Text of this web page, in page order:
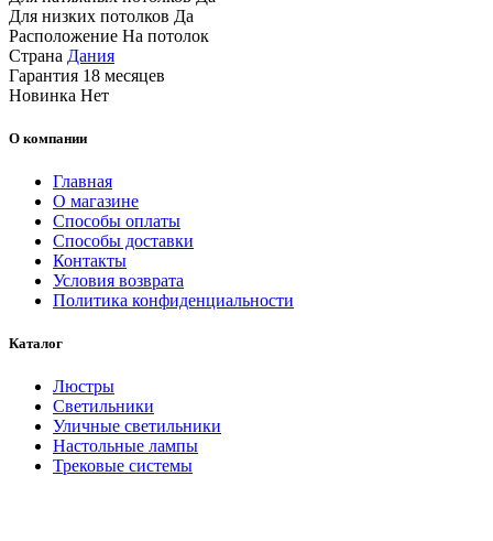
Для низких потолков Да
Расположение На потолок
Страна Дания
Гарантия 18 месяцев
Новинка Нет
О компании
Главная
О магазине
Способы оплаты
Способы доставки
Контакты
Условия возврата
Политика конфиденциальности
Каталог
Люстры
Светильники
Уличные светильники
Настольные лампы
Трековые системы